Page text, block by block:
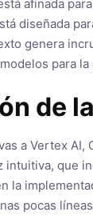
afinada
diseñada
genera
para
de
a Vertex
intuitiva, que
la
pocas